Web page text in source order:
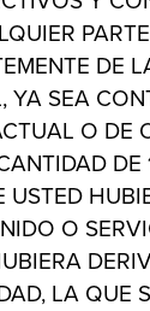
PARTE
DE
YA SEA
O DE
USTED
O
LA QUE